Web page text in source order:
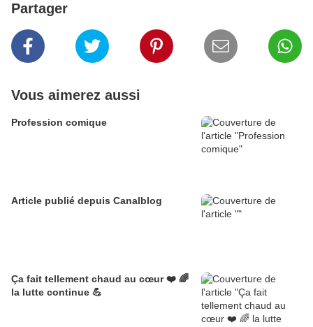
Partager
Vous aimerez aussi
Profession comique
Article publié depuis Canalblog
Ça fait tellement chaud au cœur ❤️ 🌈
la lutte continue 💪